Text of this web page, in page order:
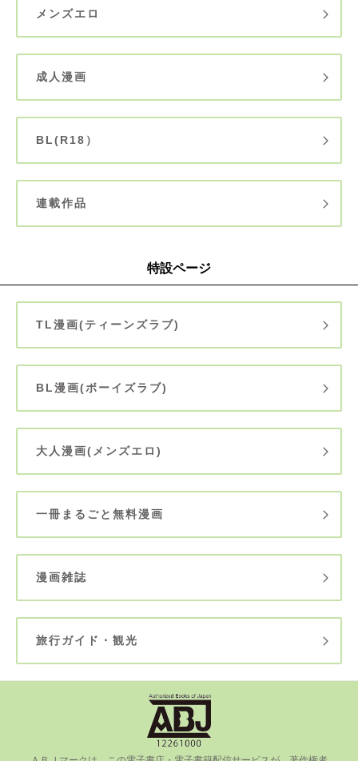
メンズエロ
成人漫画
BL(R18）
連載作品
特設ページ
TL漫画(ティーンズラブ)
BL漫画(ボーイズラブ)
大人漫画(メンズエロ)
一冊まるごと無料漫画
漫画雑誌
旅行ガイド・観光